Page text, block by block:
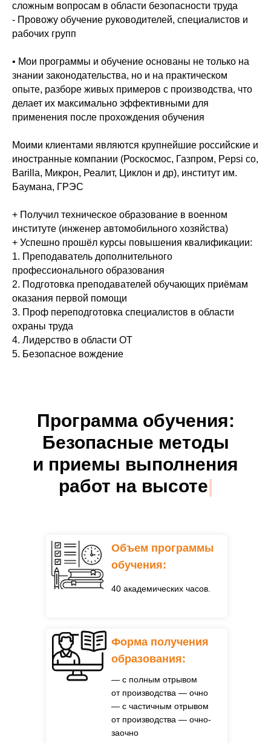
сложным вопросам в области безопасности труда
- Провожу обучение руководителей, специалистов и
рабочих групп
• Мои программы и обучение основаны не только на
знании законодательства, но и на практическом
опыте, разборе живых примеров с производства, что
делает их максимально эффективными для
применения после прохождения обучения
Моими клиентами являются крупнейшие российские и
иностранные компании (Роскосмос, Газпром, Pepsi co,
Barilla, Микрон, Реалит, Циклон и др), институт им.
Баумана, ГРЭС
+ Получил техническое образование в военном
институте (инженер автомобильного хозяйства)
+ Успешно прошёл курсы повышения квалификации:
1. Преподаватель дополнительного
профессионального образования
2. Подготовка преподавателей обучающих приёмам
оказания первой помощи
3. Проф переподготовка специалистов в области
охраны труда
4. Лидерство в области ОТ
5. Безопасное вождение
Программа обучения:
Безопасные методы
и приемы выполнения
работ на высоте|
40 академических часов.
Объем программы
обучения:
— с полным отрывом
от производства — очно
— с частичным отрывом
от производства — очно-
заочно
Форма получения
образования: